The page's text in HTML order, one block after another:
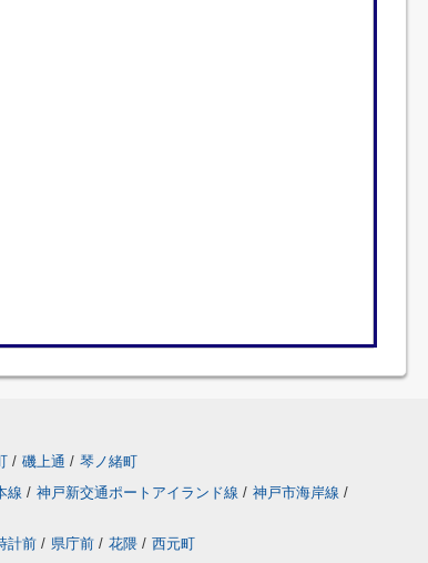
/ 磯上通 / 琴ノ緒町
線 / 神戸新交通ポートアイランド線 / 神戸市海岸線 /
計前 / 県庁前 / 花隈 / 西元町